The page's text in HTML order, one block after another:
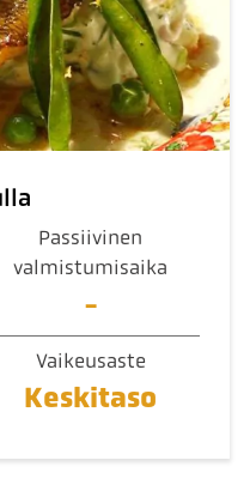
Passiivinen
valmistumisaika
-
Vaikeusaste
Keskitaso